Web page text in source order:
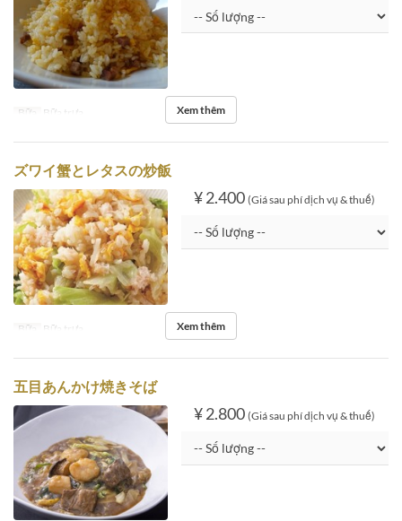
Bữa Bữa trưa Xem thêm
ズワイ蟹とレタスの炒飯
¥ 2.400 (Giá sau phí dịch vụ & thuế)
Bữa Bữa trưa Xem thêm
五目あんかけ焼きそば
¥ 2.800 (Giá sau phí dịch vụ & thuế)